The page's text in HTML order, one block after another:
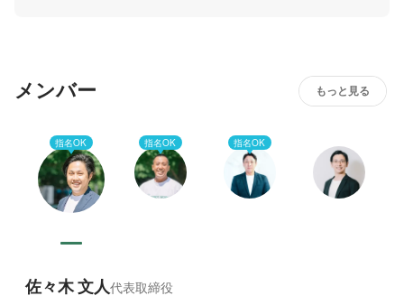
メンバー もっと見る
指名OK 指名OK 指名OK
佐々木 文人代表取締役